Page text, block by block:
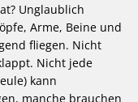
Unglaublich
Arme, Beine und
fliegen. Nicht
Nicht jede
kann
manche brauchen